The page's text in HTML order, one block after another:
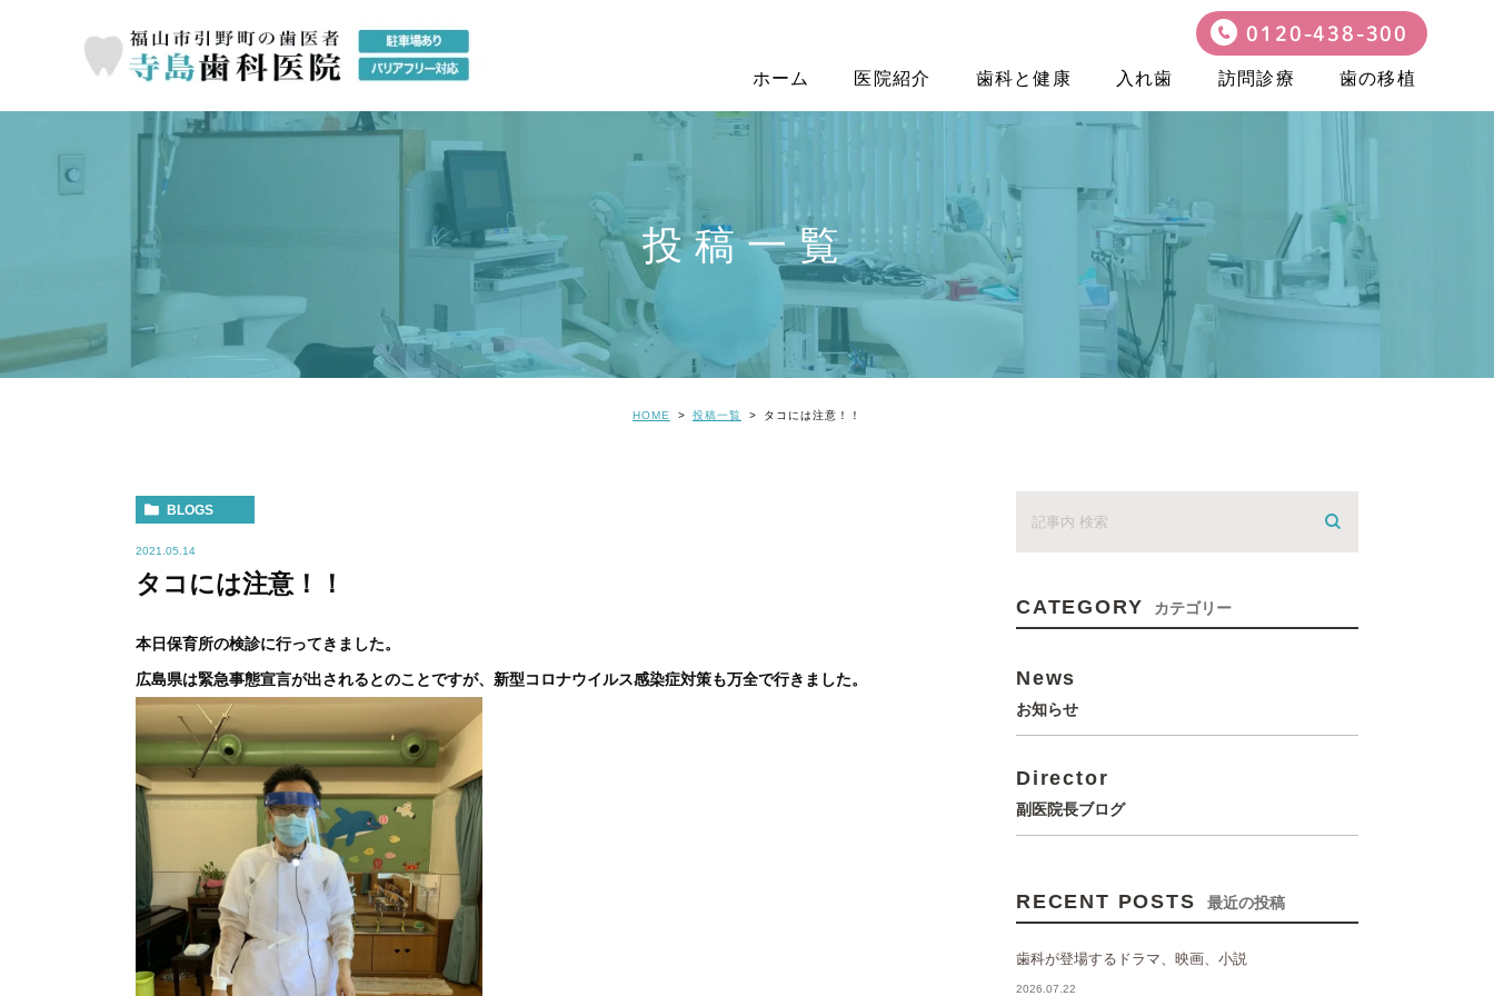
0120-438-300
ホーム 医院紹介 歯科と健康 入れ歯 訪問診療 歯の移植
投稿一覧
HOME 投稿一覧 タコには注意！！
BLOGS
2021.05.14
タコには注意！！
本日保育所の検診に行ってきました。
広島県は緊急事態宣言が出されるとのことですが、新型コロナウイルス感染症対策も万全で行きました。
CATEGORY カテゴリー
News
お知らせ
Director
副医院長ブログ
RECENT POSTS 最近の投稿
歯科が登場するドラマ、映画、小説
2026.07.22